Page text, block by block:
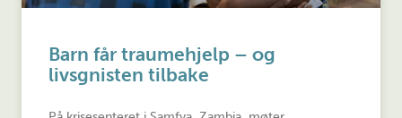
Barn får traumehjelp – og
livsgnisten tilbake